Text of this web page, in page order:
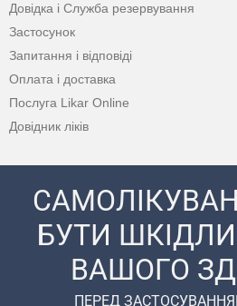
Довідка і Служба резервування
Застосунок
Запитання і відповіді
Оплата і доставка
Послуга Likar Online
Довідник ліків
БУТИ
ВАШОГО
ПЕРЕД